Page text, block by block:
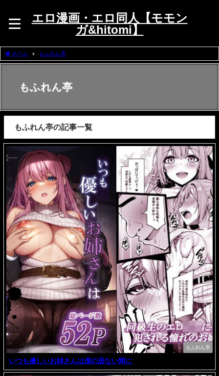
エロ漫画・エロ同人【モモン
ガ&hitomi】
ホーム もふれん亭
もふれん亭
もふれん亭の記事一覧
もふれん亭
いつも優しいお姉さんは僕の居ない間に